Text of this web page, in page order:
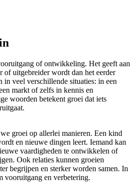
of ontwikkeling. Het geeft aan
of uitgebreider wordt dan het eerder
veel verschillende situaties: in een
markt of zelfs in kennis en
woorden betekent groei dat iets
groei op allerlei manieren. Een kind
en nieuwe dingen leert. Iemand kan
vaardigheden te ontwikkelen of
Ook relaties kunnen groeien
begrijpen en sterker worden samen. In
vooruitgang en verbetering.